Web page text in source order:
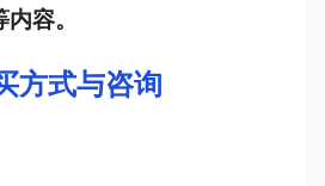
容。
方式与咨询